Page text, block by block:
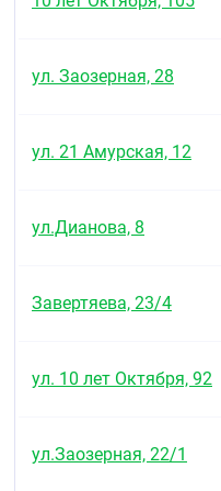
картонную пачку.
При температуре не
Срок годности
3 года. Не
Условия отпуска из
ул. Заозерная, 28
ул. 21 Амурская, 12
ул.Дианова, 8
Завертяева, 23/4
ул. 10 лет Октября, 92
ул.Заозерная, 22/1